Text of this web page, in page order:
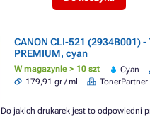
CANON CLI-521 (2934B001)
PREMIUM, cyan
W magazynie > 10 szt Cyan
179,91 gr / ml
TonerPartner
Do jakich drukarek jest to odpowiedni